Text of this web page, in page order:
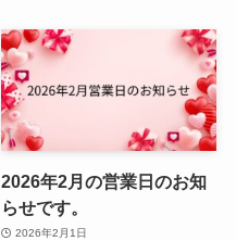
2026年2月の営業日のお知
らせです。
2026年2月1日